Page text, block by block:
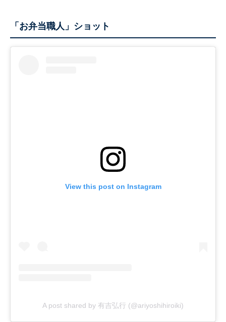
「お弁当職人」ショット
View this post on Instagram
A post shared by 有吉弘行 (@ariyoshihiroiki)